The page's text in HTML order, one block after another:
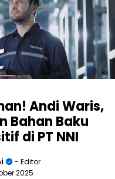
Andi Waris,
Bahan Baku
di PT NNI
- Editor
2025